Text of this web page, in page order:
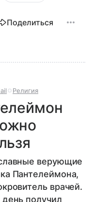
Поделиться
Религия
верующие
Пантелеймона,
врачей.
получил